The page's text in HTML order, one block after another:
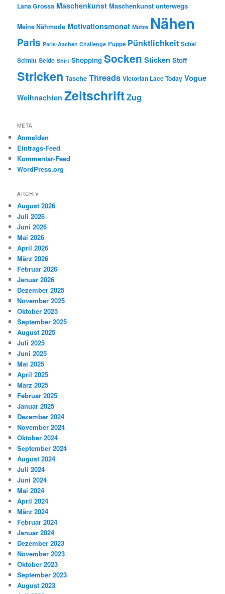
Lana Grossa Maschenkunst Maschenkunst unterwegs
Meine Nähmode Motivationsmonat Mütze Nähen
Paris Paris-Aachen Challenge Puppe Pünktlichkeit Schal
Schnitt Seide Shirt Shopping Socken Sticken Stoff
Stricken Tasche Threads Victorian Lace Today Vogue
Weihnachten ZeitschriftZug
META
Anmelden
Eintrags-Feed
Kommentar-Feed
WordPress.org
ARCHIV
August 2026
Juli 2026
Juni 2026
Mai 2026
April 2026
März 2026
Februar 2026
Januar 2026
Dezember 2025
November 2025
Oktober 2025
September 2025
August 2025
Juli 2025
Juni 2025
Mai 2025
April 2025
März 2025
Februar 2025
Januar 2025
Dezember 2024
November 2024
Oktober 2024
September 2024
August 2024
Juli 2024
Juni 2024
Mai 2024
April 2024
März 2024
Februar 2024
Januar 2024
Dezember 2023
November 2023
Oktober 2023
September 2023
August 2023